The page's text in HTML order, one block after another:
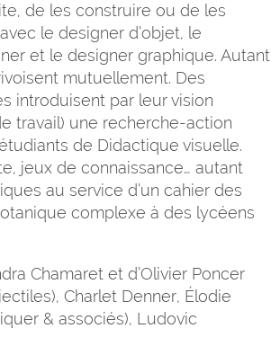
de les construire ou de les
le designer d’objet, le
et le designer graphique. Autant
mutuellement. Des
introduisent par leur vision
travail) une recherche-action
de Didactique visuelle.
jeux de connaissance… autant
au service d’un cahier des
complexe à des lycéens
Chamaret et d’Olivier Poncer
Charlet Denner, Élodie
& associés), Ludovic